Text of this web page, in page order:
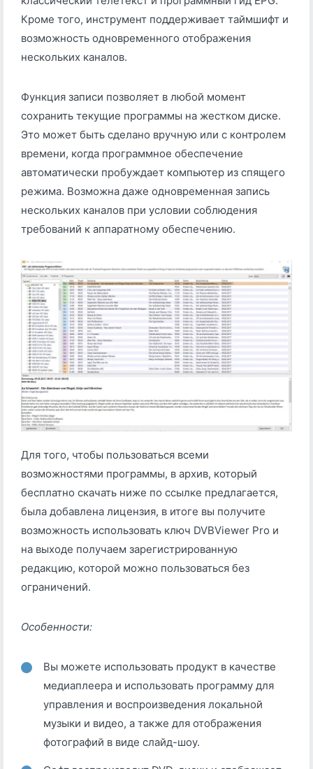
Кроме того, инструмент поддерживает таймшифт и
возможность одновременного отображения
нескольких каналов.
Функция записи позволяет в любой момент
сохранить текущие программы на жестком диске.
Это может быть сделано вручную или с контролем
времени, когда программное обеспечение
автоматически пробуждает компьютер из спящего
режима. Возможна даже одновременная запись
нескольких каналов при условии соблюдения
требований к аппаратному обеспечению.
Для того, чтобы пользоваться всеми
возможностями программы, в архив, который
бесплатно скачать ниже по ссылке предлагается,
была добавлена лицензия, в итоге вы получите
возможность использовать ключ DVBViewer Pro и
на выходе получаем зарегистрированную
редакцию, которой можно пользоваться без
ограничений.
Особенности:
Вы можете использовать продукт в качестве
медиаплеера и использовать программу для
управления и воспроизведения локальной
музыки и видео, а также для отображения
фотографий в виде слайд-шоу.